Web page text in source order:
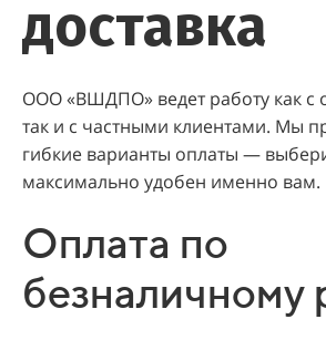
доставка
ООО «ВШДПО» ведет работу как с
так и с частными клиентами. Мы
гибкие варианты оплаты —
максимально удобен именно вам.
Оплата по
безналичному